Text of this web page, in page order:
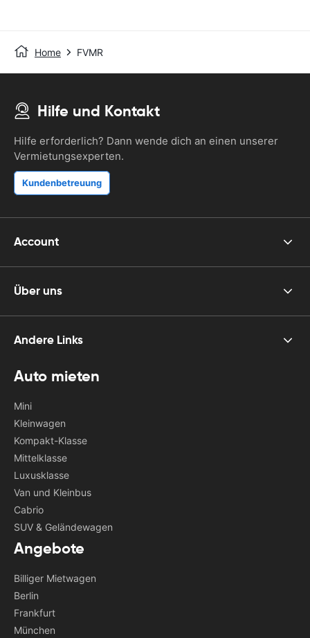
Home FVMR
Hilfe und Kontakt
Hilfe erforderlich? Dann wende dich an einen unserer
Vermietungsexperten.
Kundenbetreuung
Account
Über uns
Andere Links
Auto mieten
Mini
Kleinwagen
Kompakt-Klasse
Mittelklasse
Luxusklasse
Van und Kleinbus
Cabrio
SUV & Geländewagen
Angebote
Billiger Mietwagen
Berlin
Frankfurt
München